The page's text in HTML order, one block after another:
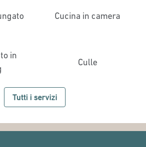
Cucina in camera
in
Culle
Tutti i servizi